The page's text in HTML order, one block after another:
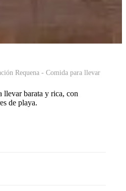
Requena - Comida para llevar
llevar barata y rica, con
de playa.